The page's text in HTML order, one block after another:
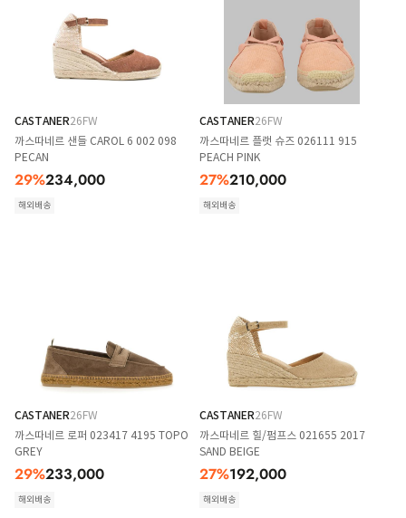
CASTANER26FW
까스따네르 샌들 CAROL 6 002 098
PECAN
29%234,000
해외배송
CASTANER26FW
까스따네르 플랫 슈즈 026111 915
PEACH PINK
27%210,000
해외배송
CASTANER26FW
까스따네르 로퍼 023417 4195 TOPO
GREY
29%233,000
해외배송
CASTANER26FW
까스따네르 힐/펌프스 021655 2017
SAND BEIGE
27%192,000
해외배송